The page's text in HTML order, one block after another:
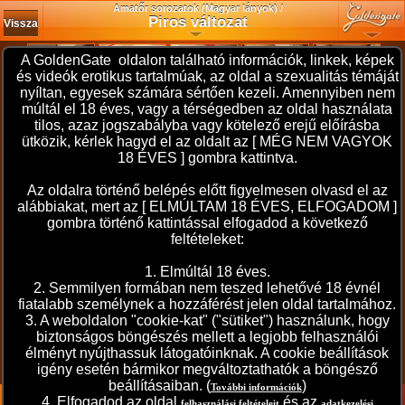
Amatőr sorozatok (Magyar lányok) /
Piros változat
Vissza
A GoldenGate oldalon található információk, linkek, képek
és videók erotikus tartalmúak, az oldal a szexualitás témáját
nyíltan, egyesek számára sértően kezeli. Amennyiben nem
múltál el 18 éves, vagy a térségedben az oldal használata
tilos, azaz jogszabályba vagy kötelező erejű előírásba
ütközik, kérlek hagyd el az oldalt az [ MÉG NEM VAGYOK
18 ÉVES ] gombra kattintva.
Az oldalra történő belépés előtt figyelmesen olvasd el az
alábbiakat, mert az [ ELMÚLTAM 18 ÉVES, ELFOGADOM ]
gombra történő kattintással elfogadod a következő
feltételeket:
1. Elmúltál 18 éves.
2. Semmilyen formában nem teszed lehetővé 18 évnél
fiatalabb személynek a hozzáférést jelen oldal tartalmához.
3. A weboldalon "cookie-kat" ("sütiket") használunk, hogy
biztonságos böngészés mellett a legjobb felhasználói
élményt nyújthassuk látogatóinknak. A cookie beállítások
igény esetén bármikor megváltoztathatók a böngésző
beállításaiban. (További információk)
4. Elfogadod az oldal
és az
A sorozat adatai
2025. május 30. 19:40